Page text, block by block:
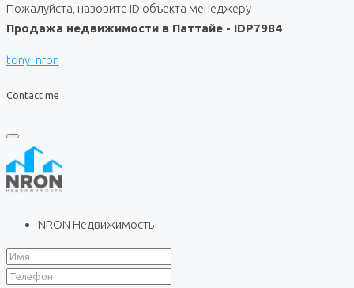
Пожалуйста, назовите ID объекта менеджеру
Продажа недвижимости в Паттайе - IDP7984
tony_nron
Contact me
NRON Недвижимость